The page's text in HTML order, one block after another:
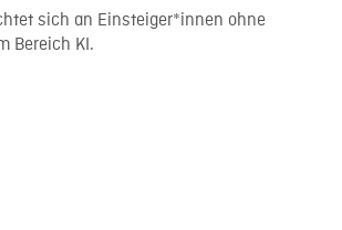
sich an Einsteiger*innen ohne
Bereich KI.